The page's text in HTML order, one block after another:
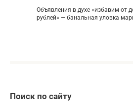
Объявления в духе «избавим от
рублей» — банальная уловка
Поиск по сайту